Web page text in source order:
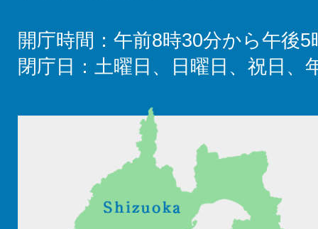
開庁時間：午前8時30分から午後5
閉庁日：土曜日、日曜日、祝日、